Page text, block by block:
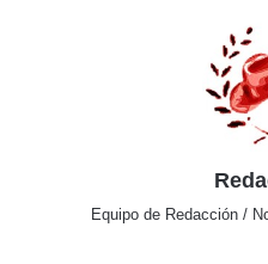
Equipo de Redacción /